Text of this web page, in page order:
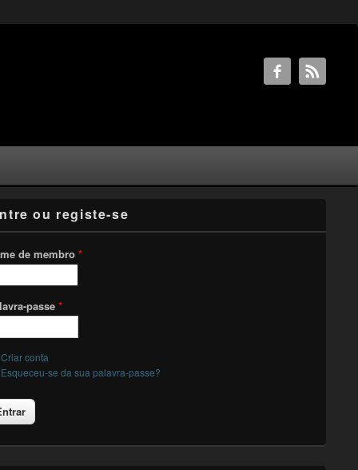
ou registe-se
de membro *
passe *
Criar conta
Esqueceu-se da sua palavra-passe?